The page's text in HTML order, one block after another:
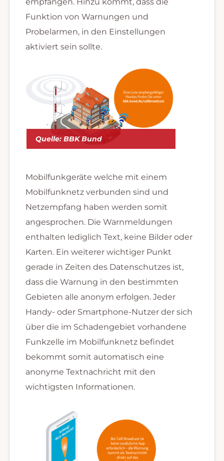
Funktion von Warnungen und
Probelarmen, in den Einstellungen
aktiviert sein sollte.
Quelle: BBK Bund
Mobilfunkgeräte welche mit einem
Mobilfunknetz verbunden sind und
Netzempfang haben werden somit
angesprochen. Die Warnmeldungen
enthalten lediglich Text, keine Bilder oder
Karten. Ein weiterer wichtiger Punkt
gerade in Zeiten des Datenschutzes ist,
dass die Warnung in den bestimmten
Gebieten alle anonym erfolgen. Jeder
Handy- oder Smartphone-Nutzer der sich
über die im Schadengebiet vorhandene
Funkzelle im Mobilfunknetz befindet
bekommt somit automatisch eine
anonyme Textnachricht mit den
wichtigsten Informationen.